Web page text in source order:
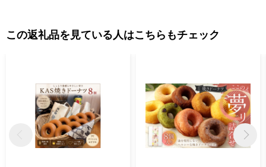
この返礼品を見ている人はこちらもチェック